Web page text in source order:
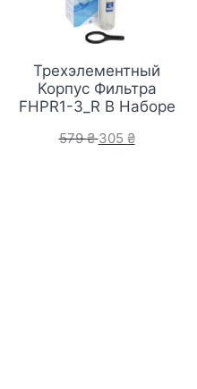
Трехэлементный
Корпус Фильтра
FHPR1-3_R В Наборе
579₴ 305 ₴